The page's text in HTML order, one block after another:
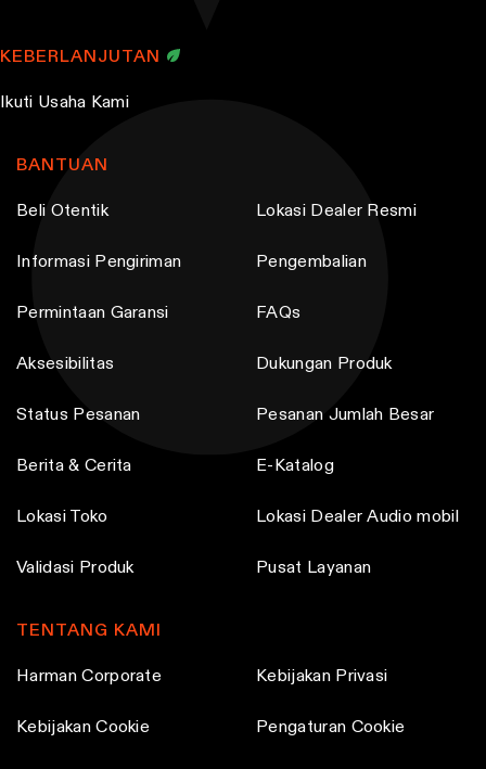
KEBERLANJUTAN
Ikuti Usaha Kami
BANTUAN
Beli Otentik Lokasi Dealer Resmi
Informasi Pengiriman Pengembalian
Permintaan Garansi FAQs
Aksesibilitas Dukungan Produk
Status Pesanan Pesanan Jumlah Besar
Berita & Cerita E-Katalog
Lokasi Toko Lokasi Dealer Audio mobil
Validasi Produk Pusat Layanan
TENTANG KAMI
Harman Corporate Kebijakan Privasi
Kebijakan Cookie Pengaturan Cookie